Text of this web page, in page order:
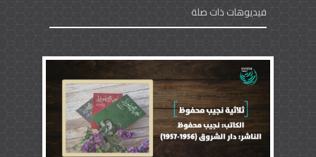
فيديوهات ذات صلة